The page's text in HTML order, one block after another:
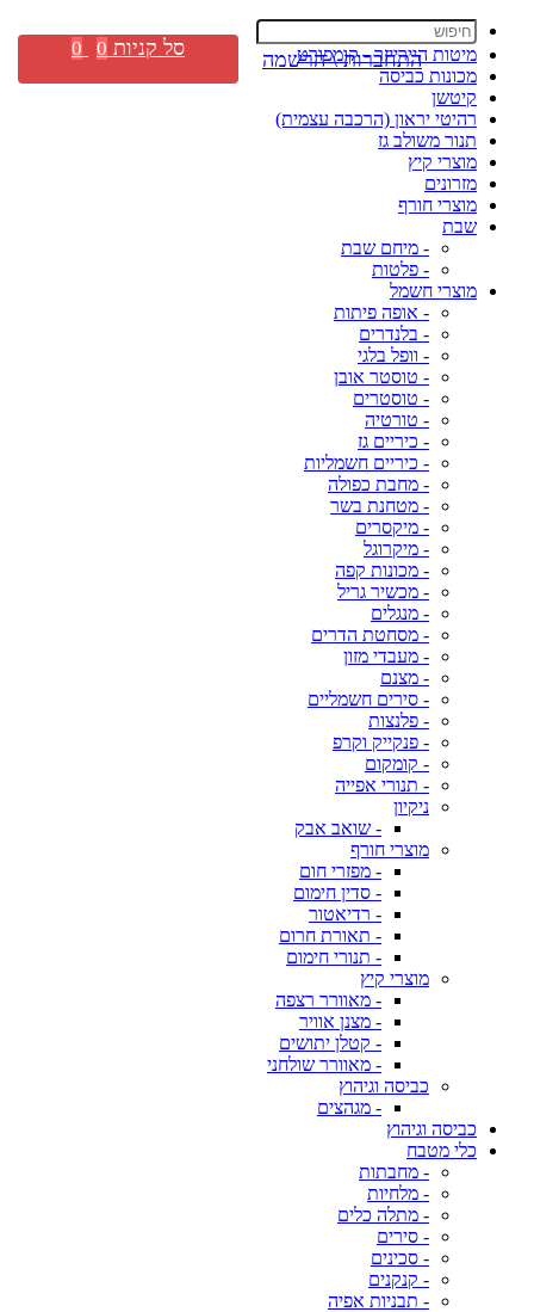
מיטות היירייזר - קומפורט
מכונות כביסה
קיטשן
רהיטי יראון (הרכבה עצמית)
תנור משולב גז
מוצרי קיץ
מזרונים
מוצרי חורף
שבת
- מיחם שבת
- פלטות
מוצרי חשמל
- אופה פיתות
- בלנדרים
- וופל בלגי
- טוסטר אובן
- טוסטרים
- טורטיה
- כיריים גז
- כיריים חשמליות
- מחבת כפולה
- מטחנת בשר
- מיקסרים
- מיקרוגל
- מכונות קפה
- מכשיר גריל
- מנגלים
- מסחטת הדרים
- מעבדי מזון
- מצנם
- סירים חשמליים
- פלנצות
- פנקייק וקרפ
- קומקום
- תנורי אפייה
ניקיון
- שואב אבק
מוצרי חורף
- מפזרי חום
- סדין חימום
- רדיאטור
- תאורת חרום
- תנורי חימום
מוצרי קיץ
- מאוורר רצפה
- מצנן אוויר
- קטלן יתושים
- מאוורר שולחני
כביסה וגיהוץ
- מגהצים
כביסה וגיהוץ
כלי מטבח
- מחבתות
- מלחיות
- מתלה כלים
- סירים
- סכינים
- קנקנים
- תבניות אפיה
התחברות \ הרשמה סל קניות 0
0